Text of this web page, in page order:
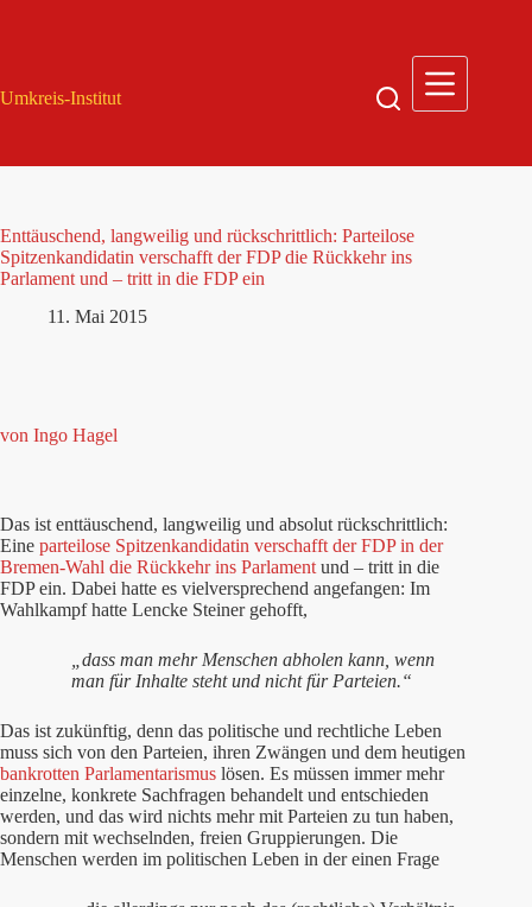
Umkreis-Institut
Enttäuschend, langweilig und rückschrittlich: Parteilose
Spitzenkandidatin verschafft der FDP die Rückkehr ins
Parlament und – tritt in die FDP ein
11. Mai 2015
von Ingo Hagel
Das ist enttäuschend, langweilig und absolut rückschrittlich:
Eine parteilose Spitzenkandidatin verschafft der FDP in der
Bremen-Wahl die Rückkehr ins Parlament und – tritt in die
FDP ein. Dabei hatte es vielversprechend angefangen: Im
Wahlkampf hatte Lencke Steiner gehofft,
„dass man mehr Menschen abholen kann, wenn
man für Inhalte steht und nicht für Parteien.“
Das ist zukünftig, denn das politische und rechtliche Leben
muss sich von den Parteien, ihren Zwängen und dem heutigen
bankrotten Parlamentarismus lösen. Es müssen immer mehr
einzelne, konkrete Sachfragen behandelt und entschieden
werden, und das wird nichts mehr mit Parteien zu tun haben,
sondern mit wechselnden, freien Gruppierungen. Die
Menschen werden im politischen Leben in der einen Frage